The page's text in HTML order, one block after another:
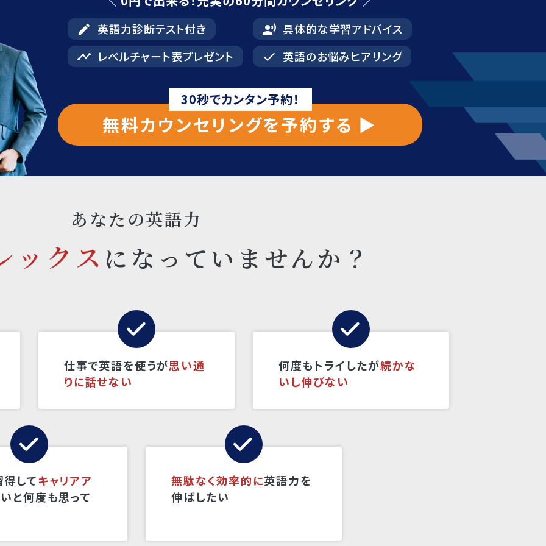
edit 英語力診断テスト付き
timeline レベルチャート表プレゼント
record_voice_over 具体的な学習アドバイス
done 英語のお悩みヒアリング
無料カウンセリングを予約する ▶︎
30秒でカンタン予約！
あなたの英語力
ックス になっていませんか？
仕事で英語を使うが思い通
りに話せない
何度もトライしたが続かな
いし伸びない
してキャリアア
と何度も思って
無駄なく効率的に英語力を
伸ばしたい